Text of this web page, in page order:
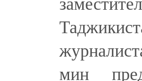
мин